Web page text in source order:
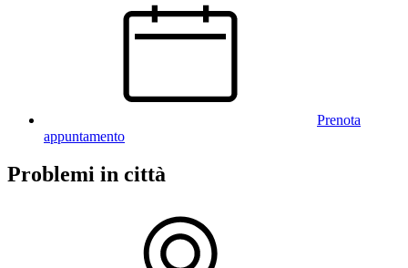
Prenota
appuntamento
Problemi in città